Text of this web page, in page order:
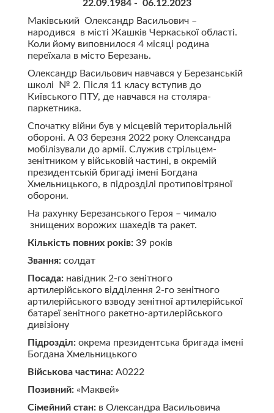
22.09.1984 - 06.12.2023
Маківський Олександр Васильович –
народився в місті Жашків Черкаської області.
Коли йому виповнилося 4 місяці родина
переїхала в місто Березань.
Олександр Васильович навчався у Березанській
школі № 2. Після 11 класу вступив до
Київського ПТУ, де навчався на столяра-
паркетника.
Спочатку війни був у місцевій територіальній
обороні. А 03 березня 2022 року Олександра
мобілізували до армії. Служив стрільцем-
зенітником у військовій частині, в окремій
президентській бригаді імені Богдана
Хмельницького, в підрозділі протиповітряної
оборони.
На рахунку Березанського Героя – чимало
знищених ворожих шахедів та ракет.
Кількість повних років: 39 років
Звання: солдат
Посада: навідник 2-го зенітного
артилерійського відділення 2-го зенітного
артилерійського взводу зенітної артилерійської
батареї зенітного ракетно-артилерійського
дивізіону
Підрозділ: окрема президентська бригада імені
Богдана Хмельницького
Військова частина: А0222
Позивний: «Маквей»
Сімейний стан: в Олександра Васильовича